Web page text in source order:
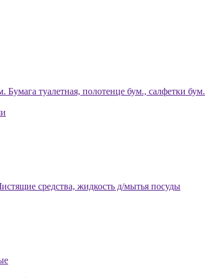
Бумага туалетная, полотенце бум., салфетки бум.
средства, жидкость д/мытья посуды